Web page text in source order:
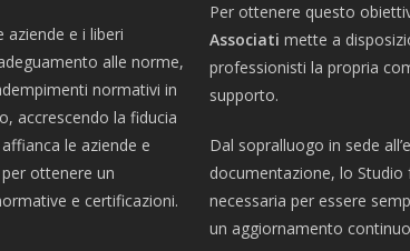
aziende e i liberi
alle norme,
normativi in
accrescendo la fiducia
le aziende e
ottenere un
e certificazioni.
Per ottenere questo
Associati mette a
professionisti la propria
supporto.
Dal sopralluogo in sede
documentazione, lo Studio
necessaria per essere
un aggiornamento